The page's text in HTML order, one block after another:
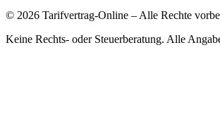
© 2026 Tarifvertrag-Online – Alle Rechte
Keine Rechts- oder Steuerberatung. Alle